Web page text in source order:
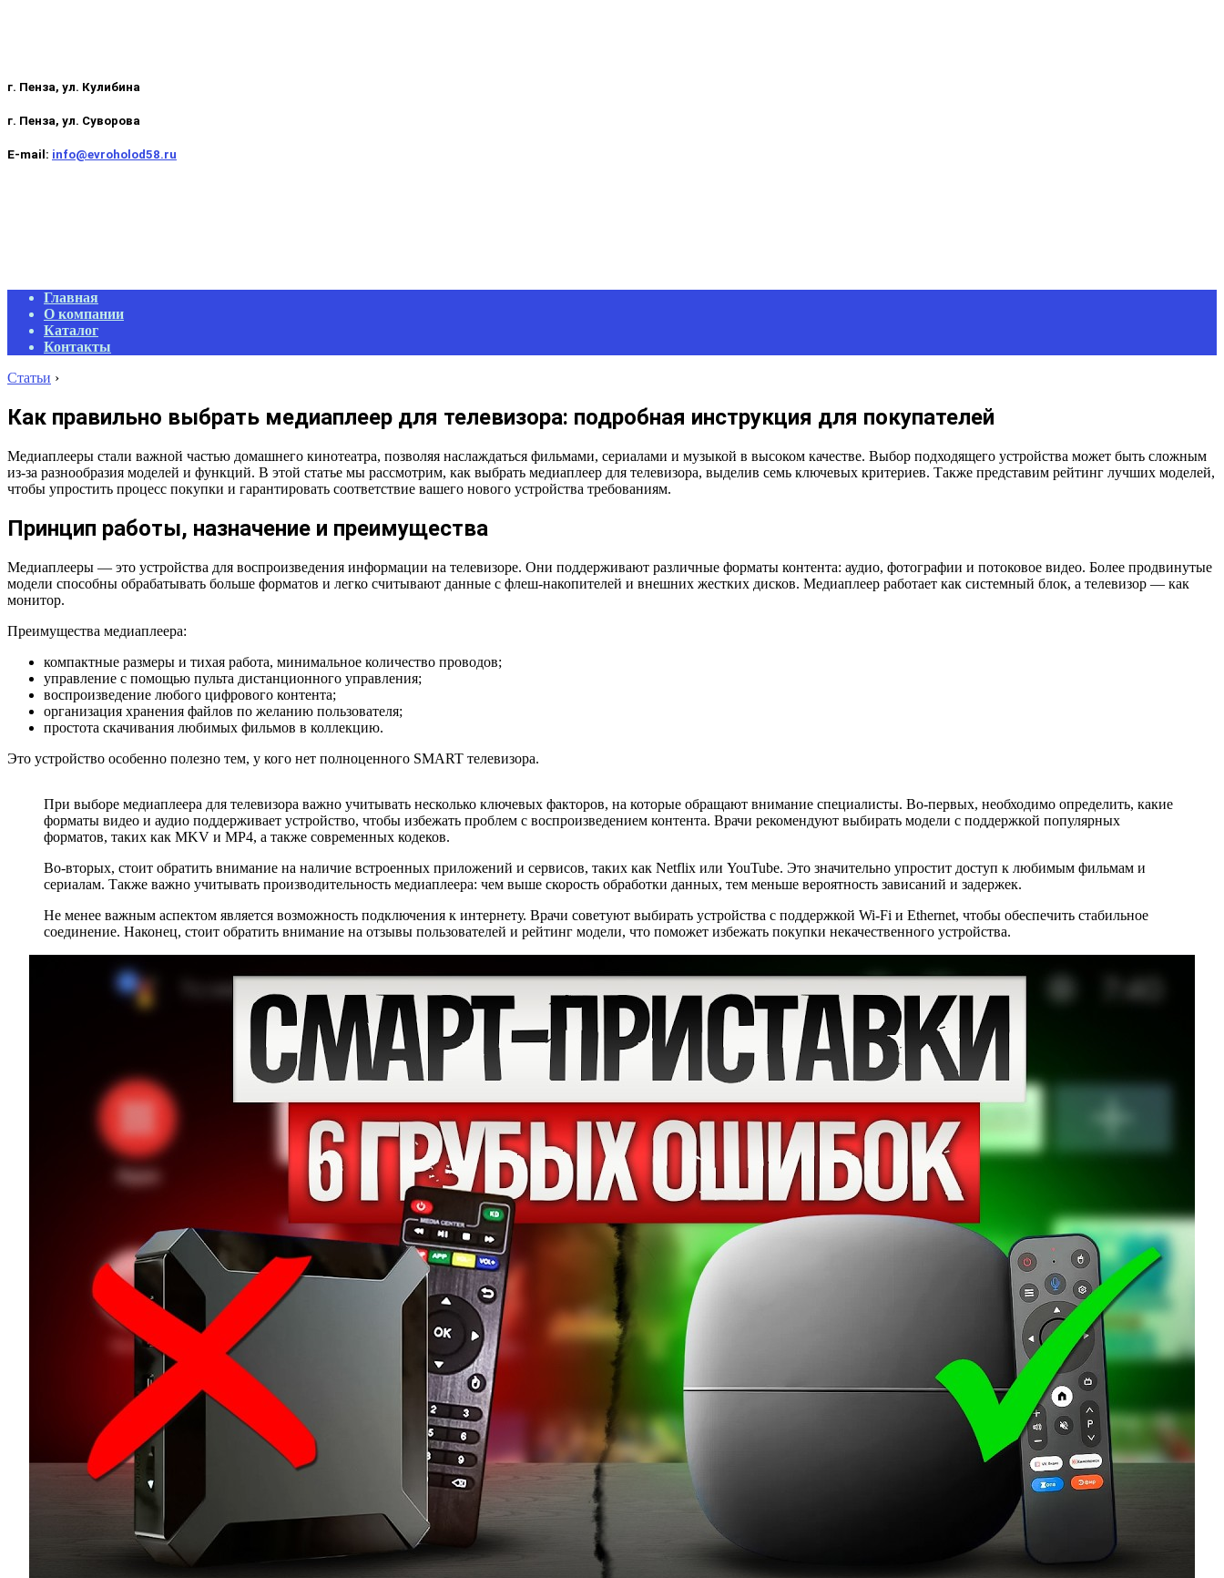
г. Пенза, ул. Кулибина
г. Пенза, ул. Суворова
E-mail: info@evroholod58.ru
Primary
Navigation
Menu
Главная
О компании
Каталог
Контакты
Статьи ›
Как правильно выбрать медиаплеер для телевизора: подробная инструкция для покупателей
Медиаплееры стали важной частью домашнего кинотеатра, позволяя наслаждаться фильмами, сериалами и музыкой в высоком качестве. Выбор подходящего устройства может быть сложным
из-за разнообразия моделей и функций. В этой статье мы рассмотрим, как выбрать медиаплеер для телевизора, выделив семь ключевых критериев. Также представим рейтинг лучших моделей,
чтобы упростить процесс покупки и гарантировать соответствие вашего нового устройства требованиям.
Принцип работы, назначение и преимущества
Медиаплееры — это устройства для воспроизведения информации на телевизоре. Они поддерживают различные форматы контента: аудио, фотографии и потоковое видео. Более продвинутые
модели способны обрабатывать больше форматов и легко считывают данные с флеш-накопителей и внешних жестких дисков. Медиаплеер работает как системный блок, а телевизор — как
монитор.
Преимущества медиаплеера:
компактные размеры и тихая работа, минимальное количество проводов;
управление с помощью пульта дистанционного управления;
воспроизведение любого цифрового контента;
организация хранения файлов по желанию пользователя;
простота скачивания любимых фильмов в коллекцию.
Это устройство особенно полезно тем, у кого нет полноценного SMART телевизора.
При выборе медиаплеера для телевизора важно учитывать несколько ключевых факторов, на которые обращают внимание специалисты. Во-первых, необходимо определить, какие
форматы видео и аудио поддерживает устройство, чтобы избежать проблем с воспроизведением контента. Врачи рекомендуют выбирать модели с поддержкой популярных
форматов, таких как MKV и MP4, а также современных кодеков.
Во-вторых, стоит обратить внимание на наличие встроенных приложений и сервисов, таких как Netflix или YouTube. Это значительно упростит доступ к любимым фильмам и
сериалам. Также важно учитывать производительность медиаплеера: чем выше скорость обработки данных, тем меньше вероятность зависаний и задержек.
Не менее важным аспектом является возможность подключения к интернету. Врачи советуют выбирать устройства с поддержкой Wi-Fi и Ethernet, чтобы обеспечить стабильное
соединение. Наконец, стоит обратить внимание на отзывы пользователей и рейтинг модели, что поможет избежать покупки некачественного устройства.